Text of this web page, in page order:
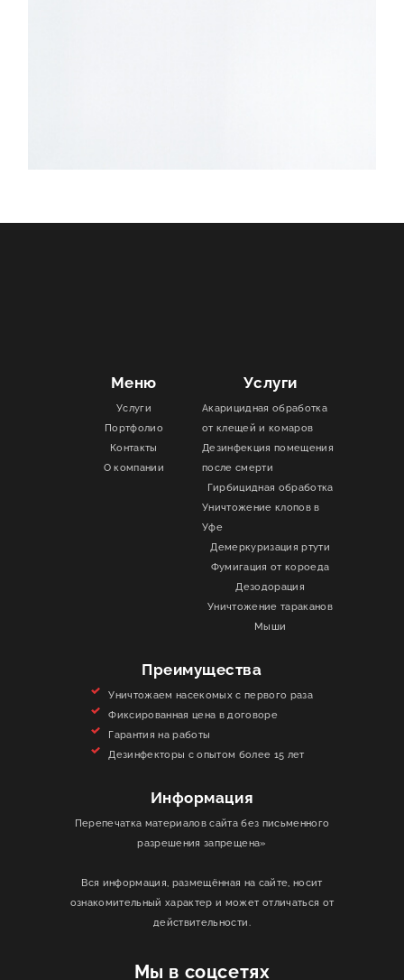
Мы в соцсетях
Меню
Услуги
Портфолио
Контакты
О компании
Услуги
Акарицидная обработка
от клещей и комаров
Дезинфекция помещения
после смерти
Гирбицидная обработка
Уничтожение клопов в
Уфе
Демеркуризация ртути
Фумигация от короеда
Дезодорация
Уничтожение тараканов
Мыши
Преимущества
Уничтожаем насекомых с первого раза
Фиксированная цена в договоре
Гарантия на работы
Дезинфекторы с опытом более 15 лет
Информация
Перепечатка материалов сайта без письменного
разрешения запрещена»
Вся информация, размещённая на сайте, носит
ознакомительный характер и может отличаться от
действительности.